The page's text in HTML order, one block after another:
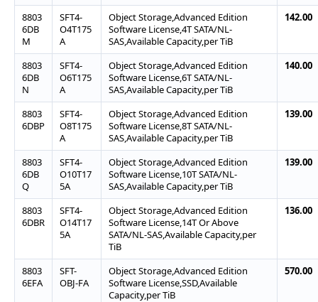
8803
6DB
M
SFT4-
O4T175
A
Object Storage,Advanced Edition
Software License,4T SATA/NL-
SAS,Available Capacity,per TiB
142.00
8803
6DB
N
SFT4-
O6T175
A
Object Storage,Advanced Edition
Software License,6T SATA/NL-
SAS,Available Capacity,per TiB
140.00
8803
6DBP
SFT4-
O8T175
A
Object Storage,Advanced Edition
Software License,8T SATA/NL-
SAS,Available Capacity,per TiB
139.00
8803
6DB
Q
SFT4-
O10T17
5A
Object Storage,Advanced Edition
Software License,10T SATA/NL-
SAS,Available Capacity,per TiB
139.00
8803
6DBR
SFT4-
O14T17
5A
Object Storage,Advanced Edition
Software License,14T Or Above
SATA/NL-SAS,Available Capacity,per
TiB
136.00
8803
6EFA
SFT-
OBJ-FA
Object Storage,Advanced Edition
Software License,SSD,Available
Capacity,per TiB
570.00